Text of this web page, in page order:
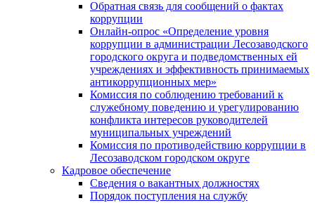
Обратная связь для сообщений о фактах
коррупции
Онлайн-опрос «Определение уровня
коррупции в администрации Лесозаводского
городского округа и подведомственных ей
учреждениях и эффективность принимаемых
антикоррупционных мер»
Комиссия по соблюдению требований к
служебному поведению и урегулированию
конфликта интересов руководителей
муниципальных учреждений
Комиссия по противодействию коррупции в
Лесозаводском городском округе
Кадровое обеспечение
Сведения о вакантных должностях
Порядок поступления на службу